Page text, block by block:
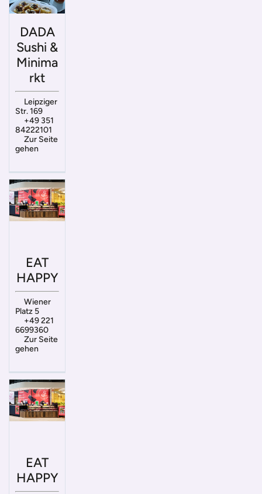
DADA
Sushi &
Minima
rkt
Leipziger
Str. 169
+49 351
84222101
Zur Seite
gehen
EAT
HAPPY
Wiener
Platz 5
+49 221
6699360
Zur Seite
gehen
EAT
HAPPY